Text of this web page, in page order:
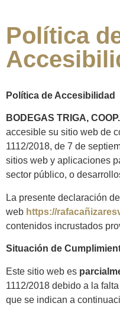
Política
Política de Accesibilidad
BODEGAS TRIGA,
accesible su sitio web de
1112/2018, de 7 de
sitios web y aplicaciones
sector público, o
La presente declaración
web https://
contenidos incrustados
Situación de
Este sitio web es
1112/2018 debido a la
que se indican a